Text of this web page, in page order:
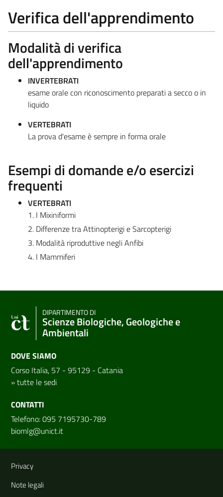
Verifica dell'apprendimento
Modalità di verifica
dell'apprendimento
INVERTEBRATI
esame orale con riconoscimento preparati a secco o in
liquido
VERTEBRATI
La prova d'esame è sempre in forma orale
Esempi di domande e/o esercizi
frequenti
VERTEBRATI
1. I Mixiniformi
2. Differenze tra Attinopterigi e Sarcopterigi
3. Modalità riproduttive negli Anfibi
4. I Mammiferi
DIPARTIMENTO DI
Scienze Biologiche, Geologiche e
Ambientali
DOVE SIAMO
Corso Italia, 57 - 95129 - Catania
»tutte le sedi
CONTATTI
Telefono: 095 7195730-789
biomlg@unict.it
Link e informazioni utili
Privacy
Note legali